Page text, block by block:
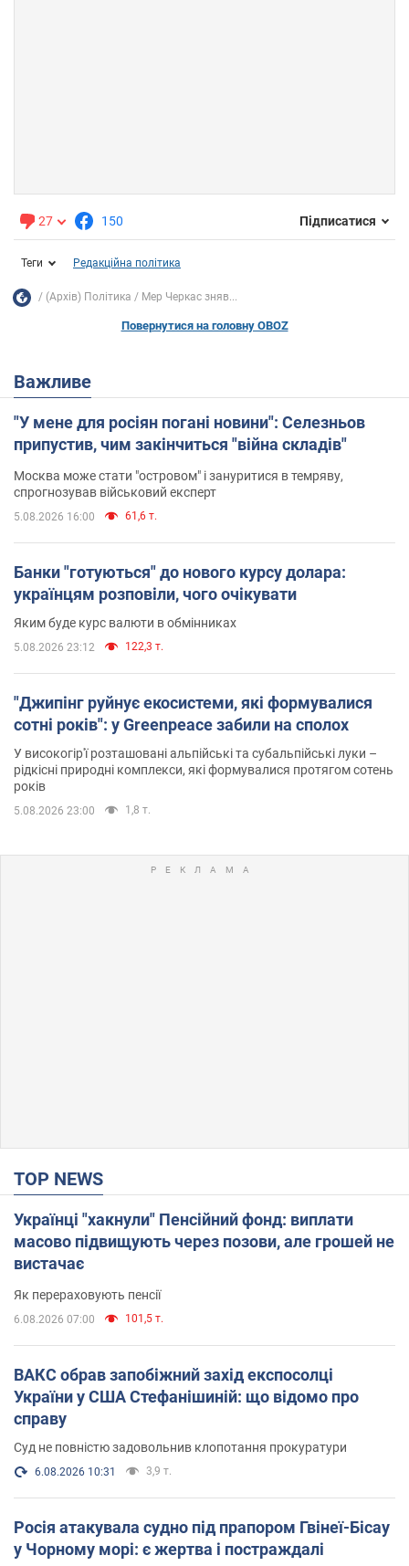
27 150 Підписатися
Теги Редакційна політика
(Архів) Політика Мер Черкас зняв...
Повернутися на головну OBOZ
Важливе
"У мене для росіян погані новини": Селезньов
припустив, чим закінчиться "війна складів"
Москва може стати "островом" і зануритися в темряву,
спрогнозував військовий експерт
5.08.2026 16:00 61,6 т.
Банки "готуються" до нового курсу долара:
українцям розповіли, чого очікувати
Яким буде курс валюти в обмінниках
5.08.2026 23:12 122,3 т.
"Джипінг руйнує екосистеми, які формувалися
сотні років": у Greenpeace забили на сполох
У високогір'ї розташовані альпійські та субальпійські луки –
рідкісні природні комплекси, які формувалися протягом сотень
років
5.08.2026 23:00 1,8 т.
TOP NEWS
Українці "хакнули" Пенсійний фонд: виплати
масово підвищують через позови, але грошей не
вистачає
Як перераховують пенсії
6.08.2026 07:00 101,5 т.
ВАКС обрав запобіжний захід експосолці
України у США Стефанішиній: що відомо про
справу
Суд не повністю задовольнив клопотання прокуратури
6.08.2026 10:31 3,9 т.
Росія атакувала судно під прапором Гвінеї-Бісау
у Чорному морі: є жертва і постраждалі